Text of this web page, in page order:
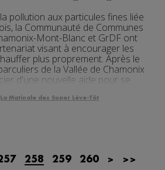
pollution aux particules fines liée
la Communauté de Communes
Mont-Blanc et GrDF ont
visant à encourager les
plus proprement. Après le
de la Vallée de Chamonix
d'une nouvelle aide pour se
La Matinale des Super Lève-Tôt
258 259 260 > >>